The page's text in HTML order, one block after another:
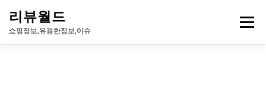
리뷰월드
쇼핑정보,유용한정보,이슈
메뉴